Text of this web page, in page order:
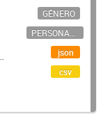
GÉNERO
PERSONAL CIENTÍFICO-TECNOLÓGICO
json
csv